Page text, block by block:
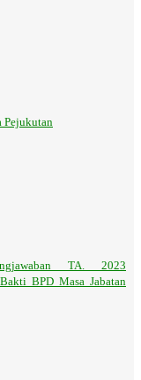
Pejukutan
TA. 2023
BPD Masa Jabatan